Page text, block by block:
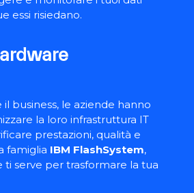
essi risiedano.
business, le aziende hanno
la loro infrastruttura IT
prestazioni, qualità e
famiglia IBM FlashSystem,
ti serve per trasformare la tua